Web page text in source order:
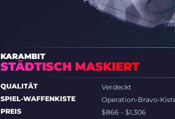
KARAMBIT
STÄDTISCH MASKIERT
QUALITÄT
Verdeckt
SPIEL-WAFFENKISTE
Operation-Bravo-
PREIS
$866 - $1,306